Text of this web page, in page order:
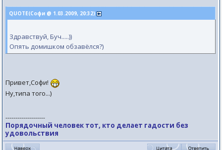
QUOTE(Софи @ 1.03.2009, 20:32)
Здравствуй, Буч.....))
Опять домишком обзавёлся?)
Привет,Софи!
Ну,типа того...)
--------------------
Порядочный человек тот, кто делает гадости без
удовольствия